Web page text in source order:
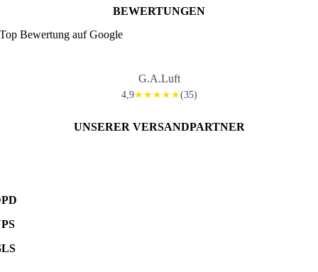
BEWERTUNGEN
Top Bewertung auf Google
G.A.Luft
4,9★★★★★(35)
UNSERER VERSANDPARTNER